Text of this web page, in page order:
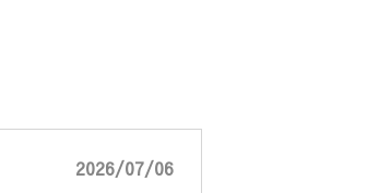
2026/07/06